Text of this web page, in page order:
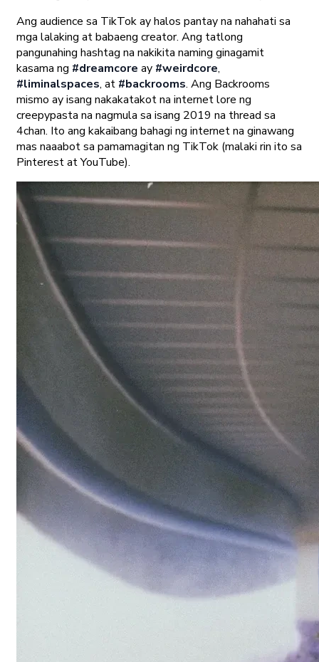
Ang audience sa TikTok ay halos pantay na nahahati sa
mga lalaking at babaeng creator. Ang tatlong
pangunahing hashtag na nakikita naming ginagamit
kasama ng #dreamcore ay #weirdcore,
#liminalspaces, at #backrooms. Ang Backrooms
mismo ay isang nakakatakot na internet lore ng
creepypasta na nagmula sa isang 2019 na thread sa
4chan. Ito ang kakaibang bahagi ng internet na ginawang
mas naaabot sa pamamagitan ng TikTok (malaki rin ito sa
Pinterest at YouTube).